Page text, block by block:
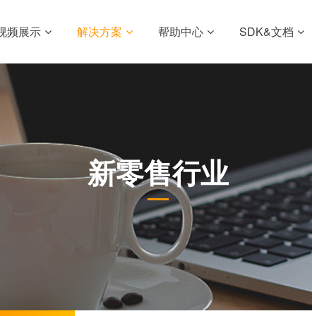
频展示 解决方案 帮助中心 SDK&文档
新零售行业